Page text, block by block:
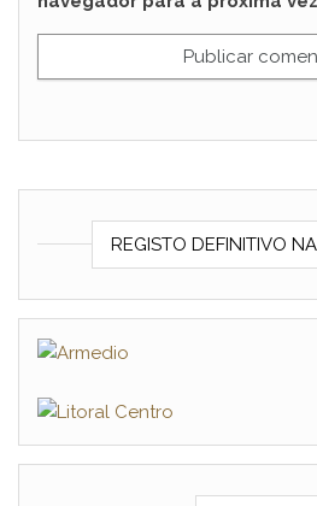
REGISTO DEFINITIVO